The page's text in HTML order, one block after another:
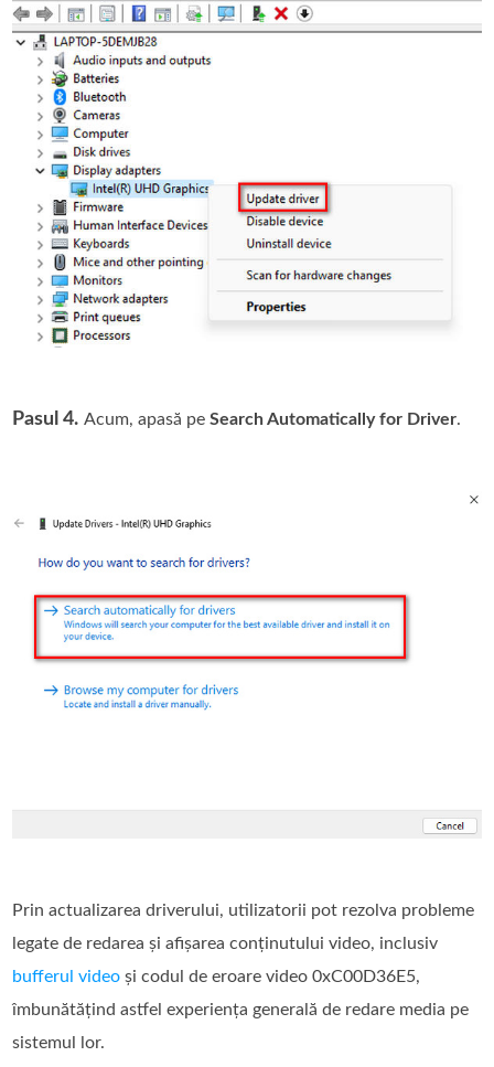
Pasul 4. Acum, apasă peSearch Automatically for Driver.
Prin actualizarea driverului, utilizatorii pot rezolva probleme
legate de redarea și afișarea conținutului video, inclusiv
bufferul video și codul de eroare video 0xC00D36E5,
îmbunătățind astfel experiența generală de redare media pe
sistemul lor.